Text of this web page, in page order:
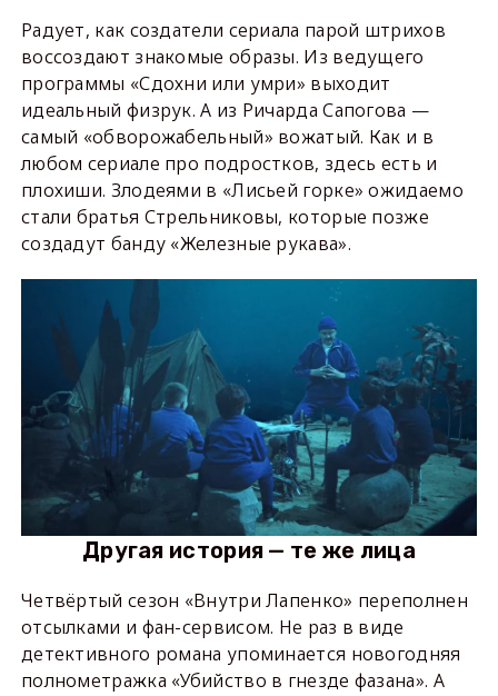
Радует, как создатели сериала парой штрихов
воссоздают знакомые образы. Из ведущего
программы «Сдохни или умри» выходит
идеальный физрук. А из Ричарда Сапогова —
самый «обворожабельный» вожатый. Как и в
любом сериале про подростков, здесь есть и
плохиши. Злодеями в «Лисьей горке» ожидаемо
стали братья Стрельниковы, которые позже
создадут банду «Железные рукава».
Другая история — те же лица
Четвёртый сезон «Внутри Лапенко» переполнен
отсылками и фан-сервисом. Не раз в виде
детективного романа упоминается новогодняя
полнометражка «Убийство в гнезде фазана». А